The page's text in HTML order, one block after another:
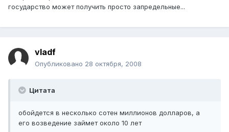
государство может получить просто запредельные...
vladf
Опубликовано 28 октября, 2008
Цитата
обойдется в несколько сотен миллионов долларов, а
его возведение займет около 10 лет